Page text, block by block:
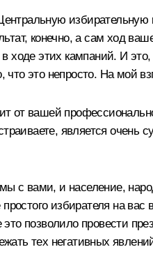
конечно, а сам ход
ходе этих кампаний. И
что это непросто. На мой
от вашей
является
мы с вами, и население,
избирателя на вас
позволило провести
тех негативных